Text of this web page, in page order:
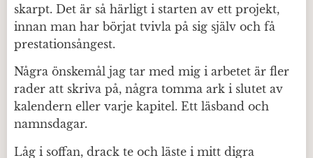
skarpt. Det är så härligt i starten av ett projekt,
innan man har börjat tvivla på sig själv och få
prestationsångest.
Några önskemål jag tar med mig i arbetet är fler
rader att skriva på, några tomma ark i slutet av
kalendern eller varje kapitel. Ett läsband och
namnsdagar.
Låg i soffan, drack te och läste i mitt digra